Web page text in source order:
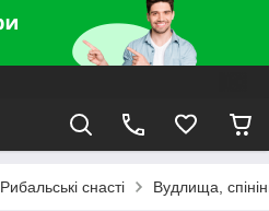
Рибальські снасті Вудлища,